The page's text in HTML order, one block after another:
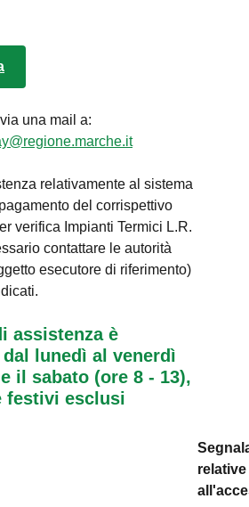
una mail a:
relativamente al sistema
del corrispettivo
verifica Impianti Termici L.R.
contattare le autorità
esecutore di riferimento)
assistenza è
lunedì al venerdì
il sabato (ore 8 - 13),
festivi esclusi
relative